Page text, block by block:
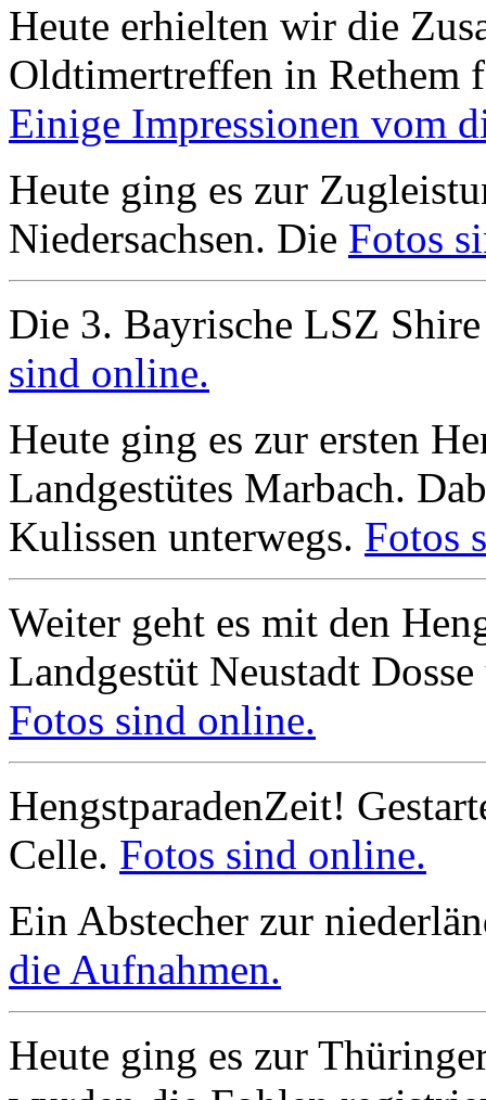
Heute erhielten wir die
Oldtimertreffen in Rethem
Einige Impressionen vom
Heute ging es zur
Niedersachsen. Die Fotos
Die 3. Bayrische LSZ
sind online.
Heute ging es zur ersten
Landgestütes Marbach.
Kulissen unterwegs. Fotos
Weiter geht es mit den
Landgestüt Neustadt
Fotos sind online.
HengstparadenZeit!
Celle. Fotos sind online.
Ein Abstecher zur
die Aufnahmen.
Heute ging es zur